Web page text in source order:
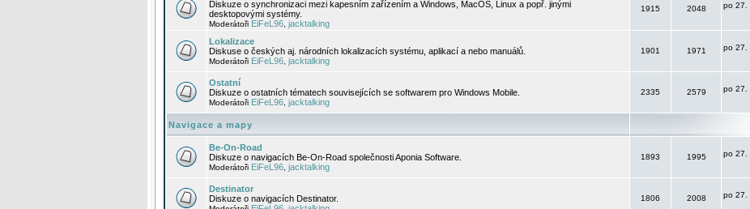
Diskuze o synchronizaci mezi kapesním zařízením a Windows, MacOS, Linux a popř. jinými
desktopovými systémy.
Moderátoři EiFeL96 jacktalking
1915 2048 po 27.
Lokalizace
Diskuse o českých aj. národních lokalizacích systému, aplikací a nebo manuálů.
Moderátoři EiFeL96 jacktalking
1901 1971 po 27.
Ostatní
Diskuze o ostatních tématech souvisejících se softwarem pro Windows Mobile.
Moderátoři EiFeL96 jacktalking
2335 2579 po 27.
Navigace a mapy
Be-On-Road
Diskuze o navigacích Be-On-Road společnosti Aponia Software.
Moderátoři EiFeL96 jacktalking
1893 1995 po 27.
Destinator
Diskuze o navigacích Destinator.
1806 2008 po 27.